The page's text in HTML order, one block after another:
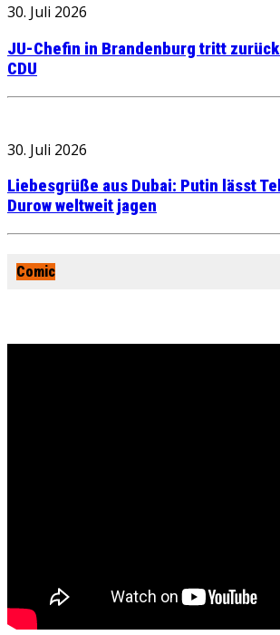
30. Juli 2026
JU-Chefin in Brandenburg tritt
CDU
30. Juli 2026
Liebesgrüße aus Dubai: Putin lässt
Durow weltweit jagen
Comic